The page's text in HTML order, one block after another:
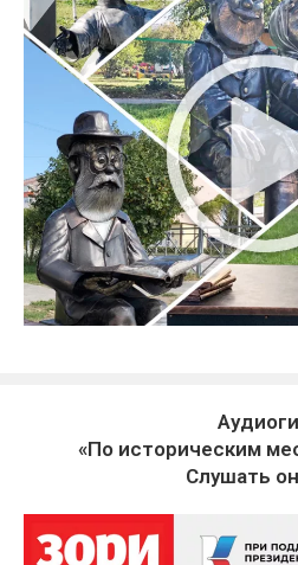
«По историческим
Слушать